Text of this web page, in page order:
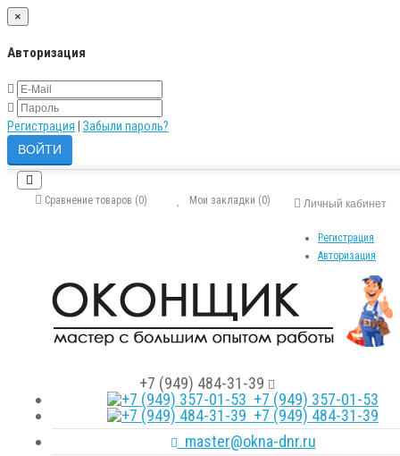
×
Авторизация
Регистрация Забыли пароль?
Личный кабинет
Регистрация
Авторизация
Мои закладки (0)
Сравнение товаров (0)
+7 (949) 484-31-39
+7 (949) 357-01-53
+7 (949) 484-31-39
master@okna-dnr.ru